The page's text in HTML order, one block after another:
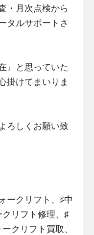
・月次点検から
タルサポートさ
』と思っていた
掛けてまいりま
ろしくお願い致
ークリフト、♯中
リフト修理、♯
クリフト買取、